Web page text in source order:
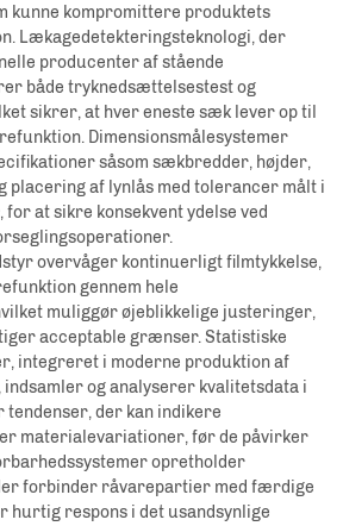
kunne kompromittere produktets
Lækagedetekteringsteknologi, der
producenter af stående
både tryknedsættelsestest og
sikrer, at hver eneste sæk lever op til
Dimensionsmålesystemer
såsom sækbredder, højder,
placering af lynlås med tolerancer målt i
at sikre konsekvent ydelse ved
overvåger kontinuerligt filmtykkelse,
gennem hele
muliggør øjeblikkelige justeringer,
acceptable grænser. Statistiske
integreret i moderne produktion af
og analyserer kvalitetsdata i
der kan indikere
materialevariationer, før de påvirker
opretholder
forbinder råvarepartier med færdige
hurtig respons i det usandsynlige